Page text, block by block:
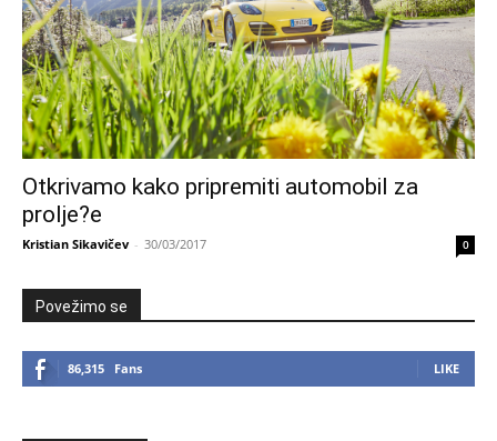
Otkrivamo kako pripremiti automobil za
prolje?e
Kristian Sikavičev - 30/03/2017 0
Povežimo se
86,315 Fans LIKE